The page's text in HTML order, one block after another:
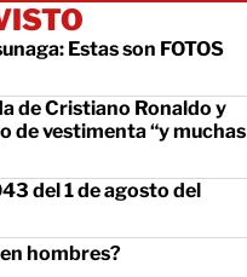
Estas son FOTOS
de Cristiano Ronaldo y
de vestimenta “y muchas
del 1 de agosto del
hombres?